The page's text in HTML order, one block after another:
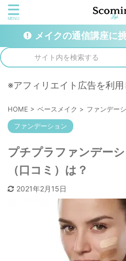
メイクの通信講座に
※アフィリエイト広告を利
HOME > ベースメイク > ファンデー
ファンデーション
プチプラファンデー
（口コミ）は？
2021年2月15日